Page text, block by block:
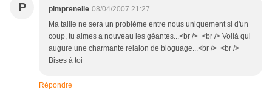
P pimprenelle 08/04/2007 21:27
Ma taille ne sera un problème entre nous uniquement si d'un
coup, tu aimes a nouveau les géantes...<br /> <br /> Voilà qui
augure une charmante relaion de bloguage...<br /> <br />
Bises à toi
Répondre